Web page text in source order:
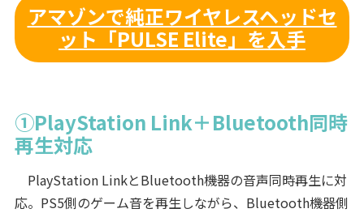
アマゾンで純正ワイヤレスヘッドセ
ット「PULSE Elite」を入手
①PlayStation Link＋Bluetooth同時
再生対応
PlayStation LinkとBluetooth機器の音声同時再生に対
応。PS5側のゲーム音を再生しながら、Bluetooth機器側